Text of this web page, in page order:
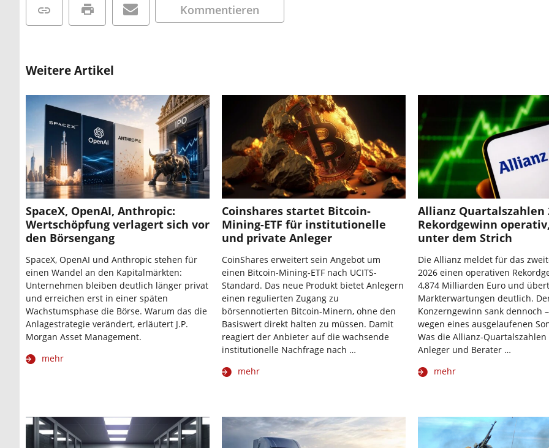
Kommentieren
Weitere Artikel
SpaceX, OpenAI, Anthropic:
Wertschöpfung verlagert sich vor
den Börsengang
SpaceX, OpenAI und Anthropic stehen für
einen Wandel an den Kapitalmärkten:
Unternehmen bleiben deutlich länger privat
und erreichen erst in einer späten
Wachstumsphase die Börse. Warum das die
Anlagestrategie verändert, erläutert J.P.
Morgan Asset Management.
mehr
Coinshares startet Bitcoin-
Mining-ETF für institutionelle
und private Anleger
CoinShares erweitert sein Angebot um
einen Bitcoin-Mining-ETF nach UCITS-
Standard. Das neue Produkt bietet Anlegern
einen regulierten Zugang zu
börsennotierten Bitcoin-Minern, ohne den
Basiswert direkt halten zu müssen. Damit
reagiert der Anbieter auf die wachsende
institutionelle Nachfrage nach …
mehr
Allianz Quartalszahlen
Rekordgewinn
unter dem Strich
Die Allianz meldet für das
2026 einen operativen
4,874 Milliarden Euro und
Markterwartungen deutlich.
Konzerngewinn sank dennoch
wegen eines ausgelaufenen
Was die Allianz-
Anleger und Berater …
mehr